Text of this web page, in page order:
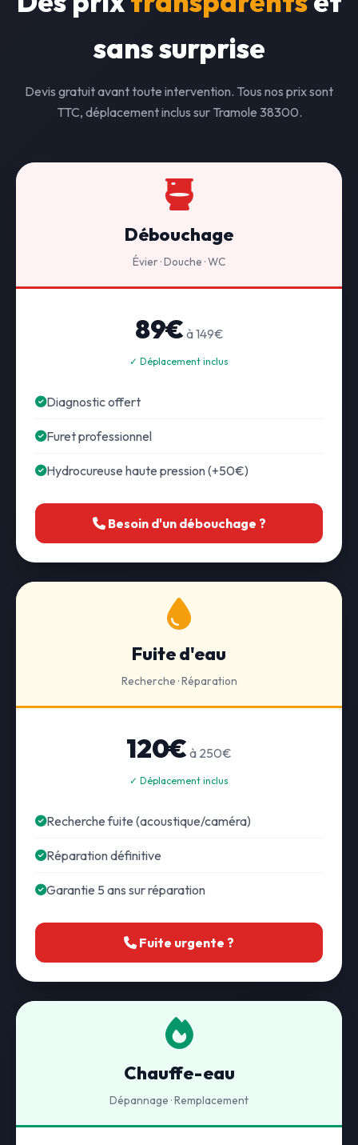
sans surprise
Devis gratuit avant toute intervention. Tous nos prix sont
TTC, déplacement inclus sur Tramole 38300.
Débouchage
Évier · Douche · WC
89€ à 149€
✓ Déplacement inclus
Diagnostic offert
Furet professionnel
Hydrocureuse haute pression (+50€)
Besoin d'un débouchage ?
Fuite d'eau
Recherche · Réparation
120€ à 250€
✓ Déplacement inclus
Recherche fuite (acoustique/caméra)
Réparation définitive
Garantie 5 ans sur réparation
Fuite urgente ?
Chauffe-eau
Dépannage · Remplacement